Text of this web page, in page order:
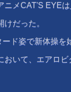
メCAT'S EYE
だった。
ド姿で新体操を
いて、エアロ